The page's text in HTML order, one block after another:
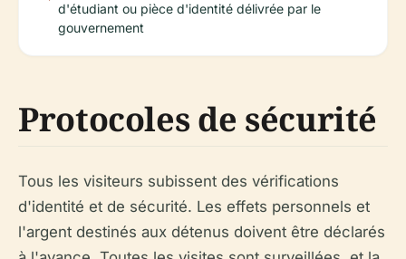
d'étudiant ou pièce d'identité délivrée par le
gouvernement
Protocoles de sécurité
Tous les visiteurs subissent des vérifications
d'identité et de sécurité. Les effets personnels et
l'argent destinés aux détenus doivent être déclarés